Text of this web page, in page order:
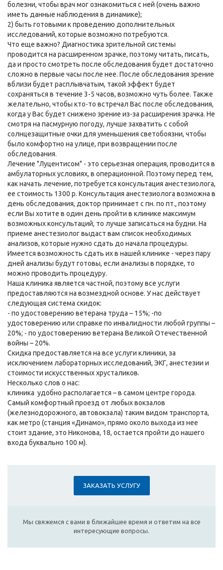
болезни, чтобы врач мог ознакомиться с ней (очень важно
иметь данные наблюдения в динамике);
2) быть готовыми к проведению дополнительных
исследований, которые возможно потребуются.
Что еще важно? Диагностика зрительной системы
проводится на расширенном зрачке, поэтому читать, писать,
да и просто смотреть после обследования будет достаточно
сложно в первые часы после нее. После обследования зрение
вблизи будет расплывчатым, такой эффект будет
сохраняться в течение 3-5 часов, возможно чуть более. Также
желательно, чтобы кто-то встречал Вас после обследования,
когда у Вас будет снижено зрение из-за расширения зрачка. Не
смотря на пасмурную погоду, лучше захватить с собой
солнцезащитные очки для уменьшения светобоязни, чтобы
было комфортно на улице, при возвращении после
обследования.
Лечение "Луцентисом" - это серьезная операция, проводится в
амбулаторных условиях, в операционной. Поэтому перед тем,
как начать лечение, потребуется консультация анестезиолога,
ее стоимость 1300 р. Консультация анестезиолога возможна в
день обследования, доктор принимает с пн. по пт., поэтому
если Вы хотите в один день пройти в клинике максимум
возможных консультаций, то лучше записаться на будни. На
приеме анестезиолог выдаст вам список необходимых
анализов, которые нужно сдать до начала процедуры.
Имеется возможность сдать их в нашей клинике - через пару
дней анализы будут готовы, если анализы в порядке, то
можно проводить процедуру.
Наша клиника является частной, поэтому все услуги
предоставляются на возмездной основе. У нас действует
следующая система скидок:
- по удостоверению ветерана труда – 15%; -по
удостоверению или справке по инвалидности любой группы –
20%; - по удостоверению ветерана Великой Отечественной
войны – 20%.
Скидка предоставляется на все услуги клиники, за
исключением лабораторных исследований, ЭКГ, анестезии и
стоимости искусственных хрусталиков.
Несколько слов о нас:
клиника удобно располагается – в самом центре города.
Самый комфортный проезд от любых вокзалов
(железнодорожного, автовокзала) таким видом транспорта,
как метро (станция «Динамо», прямо около выхода из нее
стоит здание, это Никонова, 18, остается пройти до нашего
входа буквально 100 м).
ЗАКАЗАТЬ УСЛУГУ
Мы свяжемся с вами в ближайшее время и ответим на все
интересующие вопросы.